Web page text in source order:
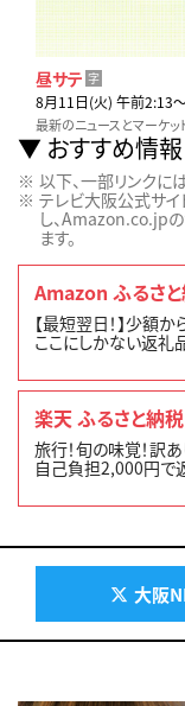
昼サテ 字
8月11日(火) 午前2:13
最新のニュースとマーケッ
おすすめ情報
以下、一部リンクに
テレビ大阪公式サイ
し、Amazon.co.jpの
ます。
Amazon ふるさ
【最短翌日！】少額
ここにしかない返礼
楽天 ふるさと納税
旅行！旬の味覚！訳あ
自己負担2,000円で
大阪